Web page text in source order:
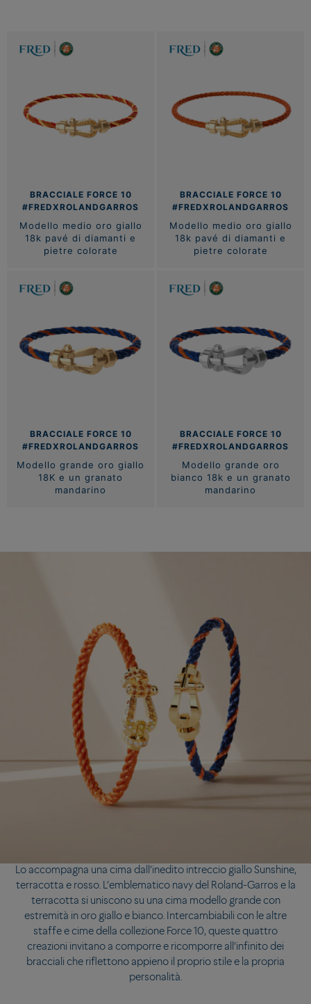
BRACCIALE FORCE 10
#FREDXROLANDGARROS
Modello medio oro giallo
18k pavé di diamanti e
pietre colorate
BRACCIALE FORCE 10
#FREDXROLANDGARROS
Modello medio oro giallo
18k pavé di diamanti e
pietre colorate
BRACCIALE FORCE 10
#FREDXROLANDGARROS
Modello grande oro giallo
18K e un granato
mandarino
BRACCIALE FORCE 10
#FREDXROLANDGARROS
Modello grande oro
bianco 18k e un granato
mandarino
Lo accompagna una cima dall’inedito intreccio giallo Sunshine,
terracotta e rosso. L’emblematico navy del Roland-Garros e la
terracotta si uniscono su una cima modello grande con
estremità in oro giallo e bianco. Intercambiabili con le altre
staffe e cime della collezione Force 10, queste quattro
creazioni invitano a comporre e ricomporre all’infinito dei
bracciali che riflettono appieno il proprio stile e la propria
personalità.